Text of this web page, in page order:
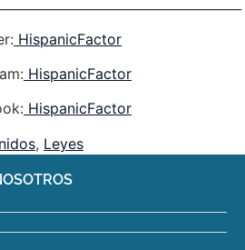
HispanicFactor
HispanicFactor
HispanicFactor
, Leyes